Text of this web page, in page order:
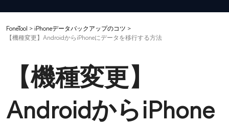
FoneTool > iPhoneデータバックアップのコツ >
【機種変更】AndroidからiPhoneにデータを移行する方法
【機種変更】
AndroidからiPhone